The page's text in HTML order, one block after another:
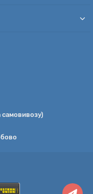
самовивозу)